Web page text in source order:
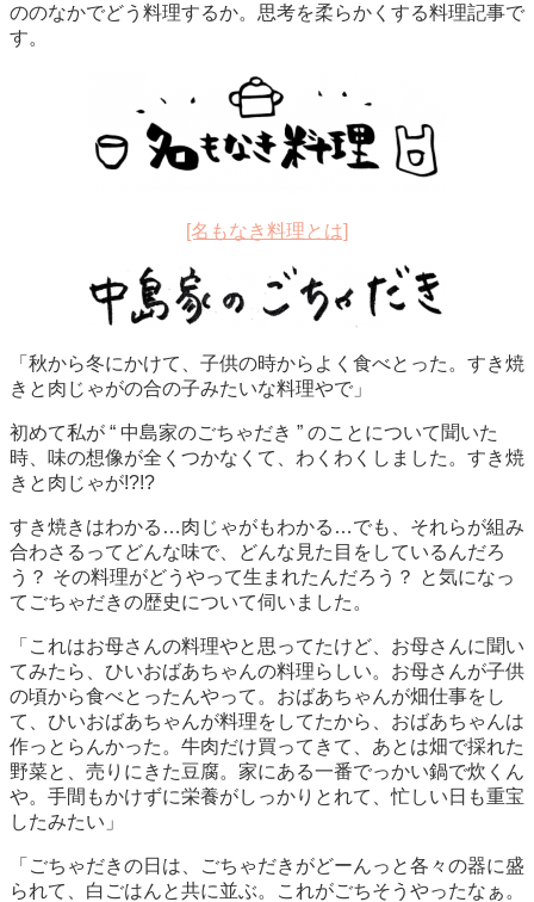
ののなかでどう料理するか。思考を柔らかくする料理記事で
す。
[名もなき料理とは]
「秋から冬にかけて、子供の時からよく食べとった。すき焼
きと肉じゃがの合の子みたいな料理やで」
初めて私が “ 中島家のごちゃだき ” のことについて聞いた
時、味の想像が全くつかなくて、わくわくしました。すき焼
きと肉じゃが!?!?
すき焼きはわかる…肉じゃがもわかる…でも、それらが組み
合わさるってどんな味で、どんな見た目をしているんだろ
う？ その料理がどうやって生まれたんだろう？ と気になっ
てごちゃだきの歴史について伺いました。
「これはお母さんの料理やと思ってたけど、お母さんに聞い
てみたら、ひいおばあちゃんの料理らしい。お母さんが子供
の頃から食べとったんやって。おばあちゃんが畑仕事をし
て、ひいおばあちゃんが料理をしてたから、おばあちゃんは
作っとらんかった。牛肉だけ買ってきて、あとは畑で採れた
野菜と、売りにきた豆腐。家にある一番でっかい鍋で炊くん
や。手間もかけずに栄養がしっかりとれて、忙しい日も重宝
したみたい」
「ごちゃだきの日は、ごちゃだきがどーんっと各々の器に盛
られて、白ごはんと共に並ぶ。これがごちそうやったなぁ。